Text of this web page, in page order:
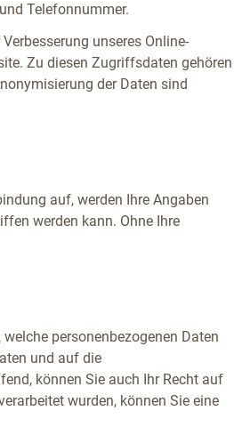
Telefonnummer.
unseres Online-
Zu diesen Zugriffsdaten gehören
der Daten sind
auf, werden Ihre Angaben
werden kann. Ohne Ihre
personenbezogenen Daten
und auf die
können Sie auch Ihr Recht auf
wurden, können Sie eine